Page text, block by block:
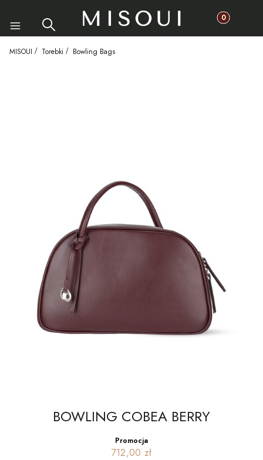
Menu Szukaj Produkty w
Koszyk
MISOUI Torebki Bowling Bags
BOWLING COBEA BERRY
Promocja
712,00 zł